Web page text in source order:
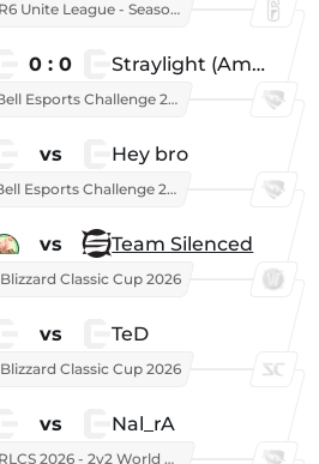
R6 Unite League - Season 1
0 : 0 Straylight (American team)
Bell Esports Challenge 2026
vs Hey bro
Bell Esports Challenge 2026
vs Team Silenced
Blizzard Classic Cup 2026
vs TeD
Blizzard Classic Cup 2026
vs Nal_rA
RLCS 2026 - 2v2 World Championship